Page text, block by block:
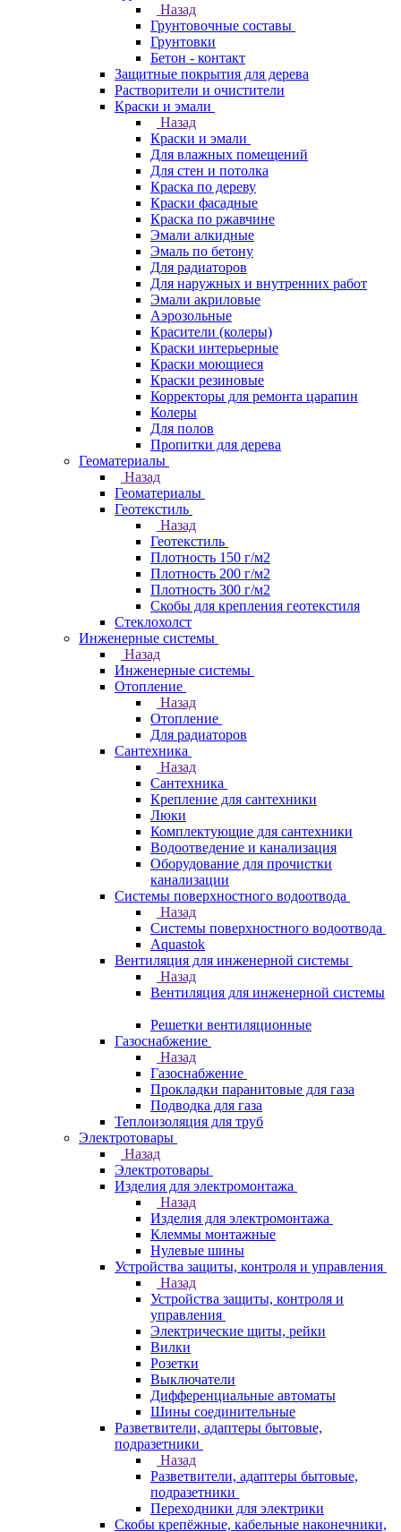
Назад
Грунтовочные составы
Грунтовки
Бетон - контакт
Защитные покрытия для дерева
Растворители и очистители
Краски и эмали
Назад
Краски и эмали
Для влажных помещений
Для стен и потолка
Краска по дереву
Краски фасадные
Краска по ржавчине
Эмали алкидные
Эмаль по бетону
Для радиаторов
Для наружных и внутренних работ
Эмали акриловые
Аэрозольные
Красители (колеры)
Краски интерьерные
Краски моющиеся
Краски резиновые
Корректоры для ремонта царапин
Колеры
Для полов
Пропитки для дерева
Геоматериалы
Назад
Геоматериалы
Геотекстиль
Назад
Геотекстиль
Плотность 150 г/м2
Плотность 200 г/м2
Плотность 300 г/м2
Скобы для крепления геотекстиля
Стеклохолст
Инженерные системы
Назад
Инженерные системы
Отопление
Назад
Отопление
Для радиаторов
Сантехника
Назад
Сантехника
Крепление для сантехники
Люки
Комплектующие для сантехники
Водоотведение и канализация
Оборудование для прочистки
канализации
Системы поверхностного водоотвода
Назад
Системы поверхностного водоотвода
Aquastok
Вентиляция для инженерной системы
Назад
Вентиляция для инженерной системы
Решетки вентиляционные
Газоснабжение
Назад
Газоснабжение
Прокладки паранитовые для газа
Подводка для газа
Теплоизоляция для труб
Электротовары
Назад
Электротовары
Изделия для электромонтажа
Назад
Изделия для электромонтажа
Клеммы монтажные
Нулевые шины
Устройства защиты, контроля и управления
Назад
Устройства защиты, контроля и
управления
Электрические щиты, рейки
Вилки
Розетки
Выключатели
Дифференциальные автоматы
Шины соединительные
Разветвители, адаптеры бытовые,
подразетники
Назад
Разветвители, адаптеры бытовые,
подразетники
Переходники для электрики
Скобы крепёжные, кабельные наконечники,